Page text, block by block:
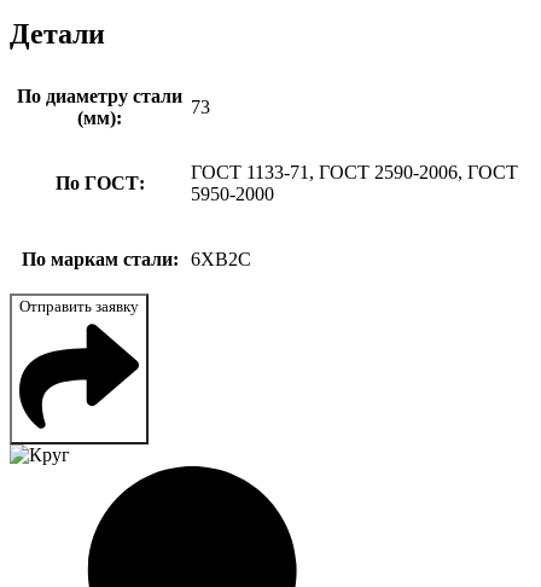
Детали
По диаметру стали
(мм):
73
По ГОСТ:
ГОСТ 1133-71, ГОСТ 2590-2006, ГОСТ
5950-2000
По маркам стали: 6ХВ2С
Отправить заявку